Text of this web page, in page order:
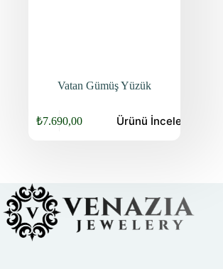
Vatan Gümüş Yüzük
Orijinal
₺7.690,00
Şu
Ürünü İncele